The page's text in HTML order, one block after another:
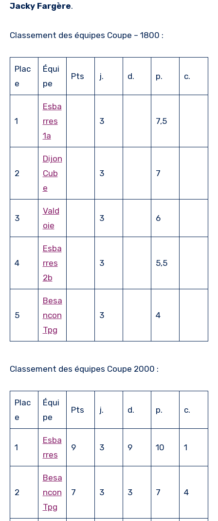
Jacky Fargère.
Classement des équipes Coupe – 1800 :
Plac
e
Équi
pe
Pts j. d. p. c.
1
Esba
rres
1a
3 7,5
2
Dijon
Cub
e
3 7
3
Vald
oie
3 6
4
Esba
rres
2b
3 5,5
5
Besa
ncon
Tpg
3 4
Classement des équipes Coupe 2000 :
Plac
e
Équi
pe
Pts j. d. p. c.
1
Esba
rres
9 3 9 10 1
2
Besa
ncon
Tpg
7 3 3 7 4